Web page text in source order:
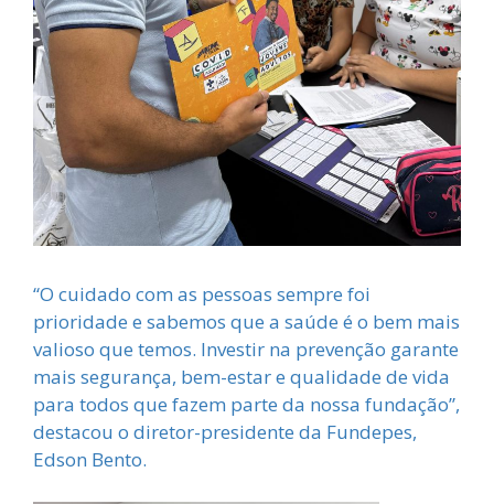
“O cuidado com as pessoas sempre foi
prioridade e sabemos que a saúde é o bem mais
valioso que temos. Investir na prevenção garante
mais segurança, bem-estar e qualidade de vida
para todos que fazem parte da nossa fundação”,
destacou o diretor-presidente da Fundepes,
Edson Bento.